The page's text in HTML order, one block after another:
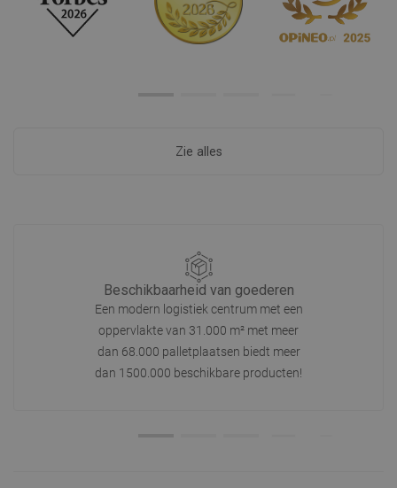
Zie alles
Beschikbaarheid van goederen
Een modern logistiek centrum met een
oppervlakte van 31.000 m² met meer
dan 68.000 palletplaatsen biedt meer
dan 1500.000 beschikbare producten!